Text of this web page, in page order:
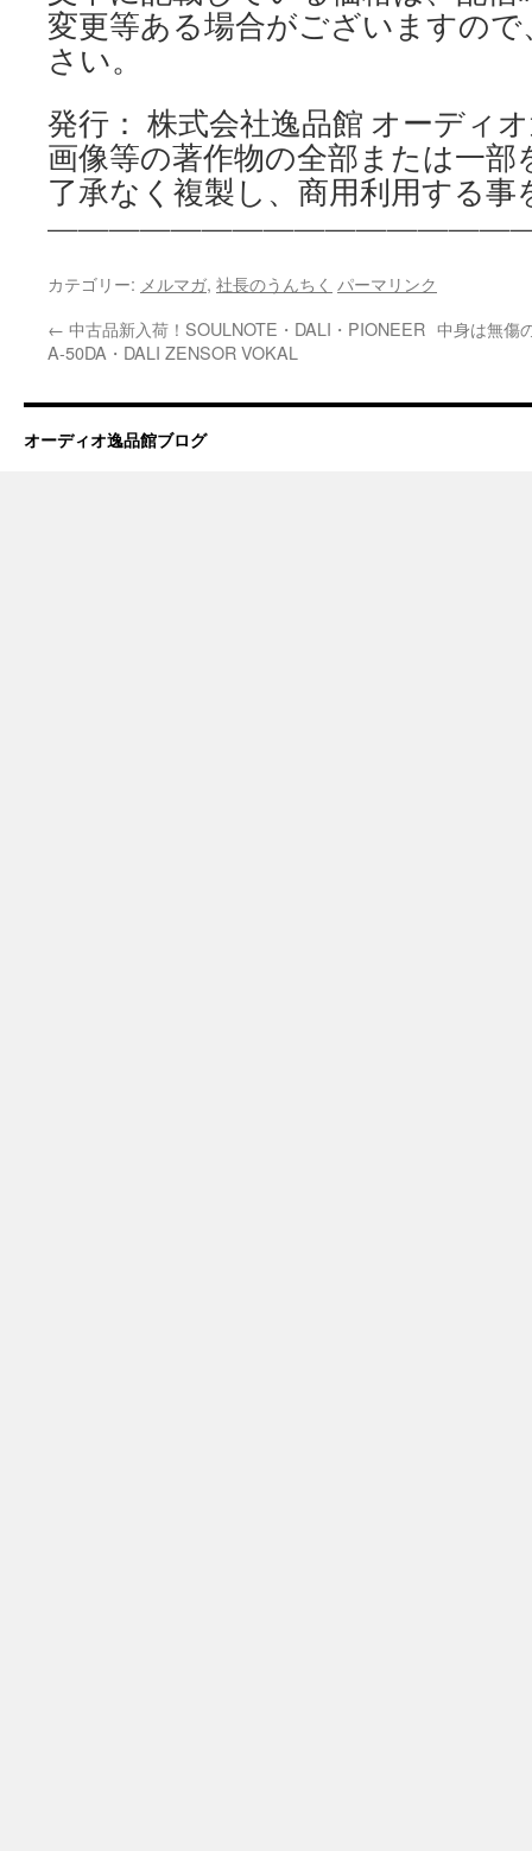
変更等ある場合がございますの
さい。
発行： 株式会社逸品館 オーディ
画像等の著作物の全部または一部
了承なく複製し、商用利用する事
カテゴリー: メルマガ, 社長のうんちく パーマリンク
← 中古品新入荷！SOULNOTE・DALI・PIONEER
A-50DA・DALI ZENSOR VOKAL
中身は無傷
オーディオ逸品館ブログ